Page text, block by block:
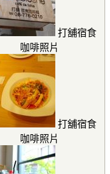
打舖宿食
咖啡照片
打舖宿食
咖啡照片